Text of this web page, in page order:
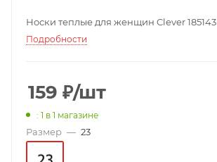
Носки теплые для женщин Clever 185143
Подробности
159 ₽/шт
: 1 в 1 магазине
Размер — 23